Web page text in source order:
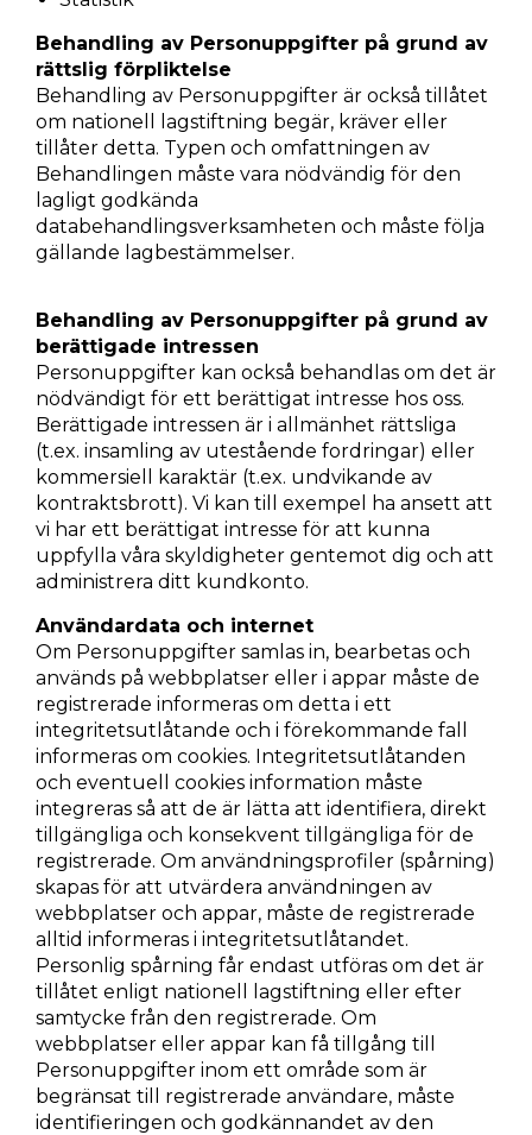
Behandling av Personuppgifter på grund av
rättslig förpliktelse
Behandling av Personuppgifter är också tillåtet
om nationell lagstiftning begär, kräver eller
tillåter detta. Typen och omfattningen av
Behandlingen måste vara nödvändig för den
lagligt godkända
databehandlingsverksamheten och måste följa
gällande lagbestämmelser.
Behandling av Personuppgifter på grund av
berättigade intressen
Personuppgifter kan också behandlas om det är
nödvändigt för ett berättigat intresse hos oss.
Berättigade intressen är i allmänhet rättsliga
(t.ex. insamling av utestående fordringar) eller
kommersiell karaktär (t.ex. undvikande av
kontraktsbrott). Vi kan till exempel ha ansett att
vi har ett berättigat intresse för att kunna
uppfylla våra skyldigheter gentemot dig och att
administrera ditt kundkonto.
Användardata och internet
Om Personuppgifter samlas in, bearbetas och
används på webbplatser eller i appar måste de
registrerade informeras om detta i ett
integritetsutlåtande och i förekommande fall
informeras om cookies. Integritetsutlåtanden
och eventuell cookies information måste
integreras så att de är lätta att identifiera, direkt
tillgängliga och konsekvent tillgängliga för de
registrerade. Om användningsprofiler (spårning)
skapas för att utvärdera användningen av
webbplatser och appar, måste de registrerade
alltid informeras i integritetsutlåtandet.
Personlig spårning får endast utföras om det är
tillåtet enligt nationell lagstiftning eller efter
samtycke från den registrerade. Om
webbplatser eller appar kan få tillgång till
Personuppgifter inom ett område som är
begränsat till registrerade användare, måste
identifieringen och godkännandet av den